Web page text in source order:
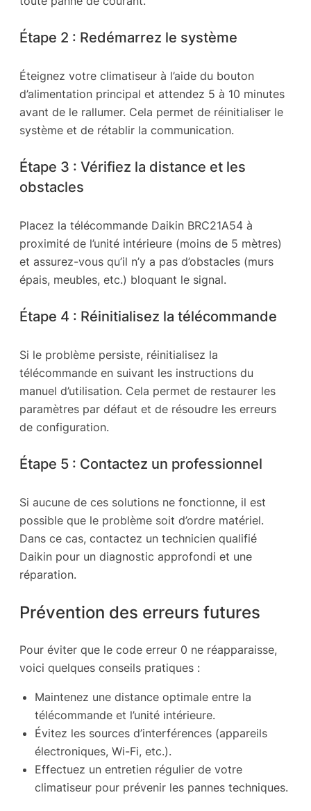
Étape 2 : Redémarrez le système
Éteignez votre climatiseur à l’aide du bouton
d’alimentation principal et attendez 5 à 10 minutes
avant de le rallumer. Cela permet de réinitialiser le
système et de rétablir la communication.
Étape 3 : Vérifiez la distance et les
obstacles
Placez la télécommande Daikin BRC21A54 à
proximité de l’unité intérieure (moins de 5 mètres)
et assurez-vous qu’il n’y a pas d’obstacles (murs
épais, meubles, etc.) bloquant le signal.
Étape 4 : Réinitialisez la télécommande
Si le problème persiste, réinitialisez la
télécommande en suivant les instructions du
manuel d’utilisation. Cela permet de restaurer les
paramètres par défaut et de résoudre les erreurs
de configuration.
Étape 5 : Contactez un professionnel
Si aucune de ces solutions ne fonctionne, il est
possible que le problème soit d’ordre matériel.
Dans ce cas, contactez un technicien qualifié
Daikin pour un diagnostic approfondi et une
réparation.
Prévention des erreurs futures
Pour éviter que le code erreur 0 ne réapparaisse,
voici quelques conseils pratiques :
Maintenez une distance optimale entre la
télécommande et l’unité intérieure.
Évitez les sources d’interférences (appareils
électroniques, Wi-Fi, etc.).
Effectuez un entretien régulier de votre
climatiseur pour prévenir les pannes techniques.